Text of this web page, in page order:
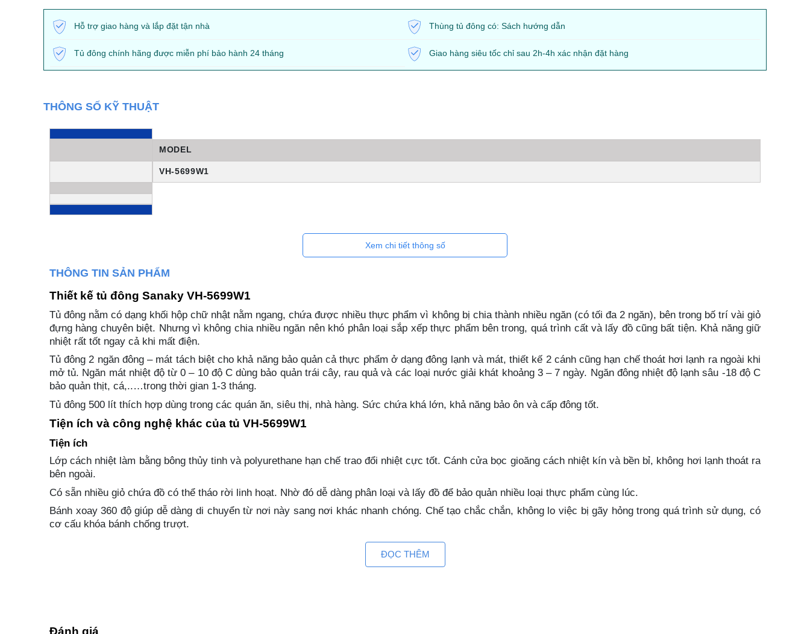
Hỗ trợ giao hàng và lắp đặt tận nhà Thùng tủ đông có: Sách hướng dẫn
Tủ đông chính hãng được miễn phí bảo hành 24 tháng Giao hàng siêu tốc chỉ sau 2h-4h xác nhận đặt hàng
THÔNG SỐ KỸ THUẬT
MODEL
VH-5699W1
Xem chi tiết thông số
THÔNG TIN SẢN PHẨM
Thiết kế tủ đông Sanaky VH-5699W1
Tủ đông nằm có dạng khối hộp chữ nhật nằm ngang, chứa được nhiều thực phẩm vì không bị chia thành nhiều ngăn (có tối đa 2 ngăn), bên trong bố trí vài giỏ
đựng hàng chuyên biệt. Nhưng vì không chia nhiều ngăn nên khó phân loại sắp xếp thực phẩm bên trong, quá trình cất và lấy đồ cũng bất tiện. Khả năng giữ
nhiệt rất tốt ngay cả khi mất điện.
Tủ đông 2 ngăn đông – mát tách biệt cho khả năng bảo quản cả thực phẩm ở dạng đông lạnh và mát, thiết kế 2 cánh cũng hạn chế thoát hơi lạnh ra ngoài khi
mở tủ. Ngăn mát nhiệt độ từ 0 – 10 độ C dùng bảo quản trái cây, rau quả và các loại nước giải khát khoảng 3 – 7 ngày. Ngăn đông nhiệt độ lạnh sâu -18 độ C
bảo quản thịt, cá,..…trong thời gian 1-3 tháng.
Tủ đông 500 lít thích hợp dùng trong các quán ăn, siêu thị, nhà hàng. Sức chứa khá lớn, khả năng bảo ôn và cấp đông tốt.
Tiện ích và công nghệ khác của tủ VH-5699W1
Tiện ích
Lớp cách nhiệt làm bằng bông thủy tinh và polyurethane hạn chế trao đổi nhiệt cực tốt. Cánh cửa bọc gioăng cách nhiệt kín và bền bỉ, không hơi lạnh thoát ra
bên ngoài.
Có sẵn nhiều giỏ chứa đồ có thể tháo rời linh hoạt. Nhờ đó dễ dàng phân loại và lấy đồ để bảo quản nhiều loại thực phẩm cùng lúc.
Bánh xoay 360 độ giúp dễ dàng di chuyển từ nơi này sang nơi khác nhanh chóng. Chế tạo chắc chắn, không lo việc bị gãy hỏng trong quá trình sử dụng, có
cơ cấu khóa bánh chống trượt.
ĐỌC THÊM
Đánh giá